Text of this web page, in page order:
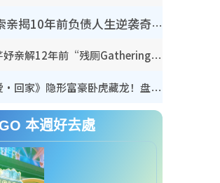
五索亲揭10年前负债人生逆袭奇迹！全靠去一地方转运后即遇上马先生
林芊妤亲解12年前“残厕Gathering”真相！高层解约一句话重创尊严，至今拒返TVB
《爱·回家》隐形富豪卧虎藏龙！盘点12位财气逼人的有钱艺人：这位美女3亿身家不愁做
本週好去處